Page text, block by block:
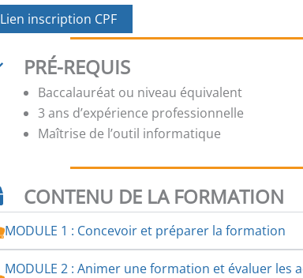
Lien inscription CPF
PRÉ-REQUIS
Baccalauréat ou niveau équivalent
3 ans d’expérience professionnelle
Maîtrise de l’outil informatique
CONTENU DE LA FORMATION
MODULE 1 : Concevoir et préparer la formation
MODULE 2 : Animer une formation et évaluer les